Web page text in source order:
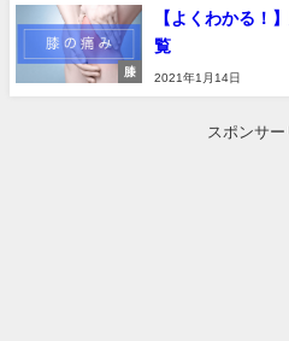
膝
【よくわかる！
覧
2021年1月14日
スポンサー